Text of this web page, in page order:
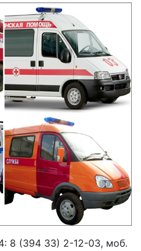
8 (394 33) 2-12-03, моб.